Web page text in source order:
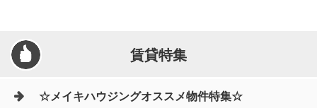
賃貸特集
☆メイキハウジングオススメ物件特集☆